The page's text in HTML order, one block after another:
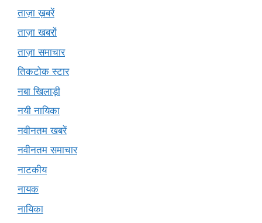
ताज़ा ख़बरें
ताज़ा खबरों
ताज़ा समाचार
तिकटोक स्टार
नबा खिलाड़ी
नयी नायिका
नवीनतम खबरें
नवीनतम समाचार
नाटकीय
नायक
नायिका